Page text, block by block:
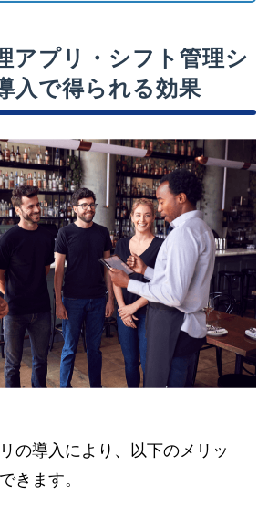
アプリ・シフト管理シ
入で得られる効果
の導入により、以下のメリッ
きます。